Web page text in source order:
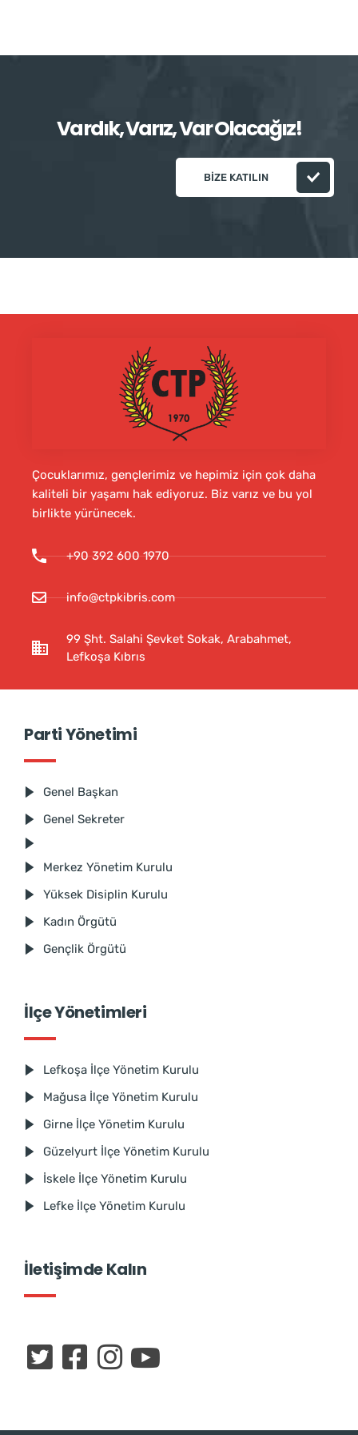
Vardık, Varız, Var Olacağız!
BIZE KATILIN
Çocuklarımız, gençlerimiz ve hepimiz için çok daha
kaliteli bir yaşamı hak ediyoruz. Biz varız ve bu yol
birlikte yürünecek.
+90 392 600 1970
info@ctpkibris.com
99 Şht. Salahi Şevket Sokak, Arabahmet,
Lefkoşa Kıbrıs
Parti Yönetimi
Genel Başkan
Genel Sekreter
Merkez Yönetim Kurulu
Yüksek Disiplin Kurulu
Kadın Örgütü
Gençlik Örgütü
İlçe Yönetimleri
Lefkoşa İlçe Yönetim Kurulu
Mağusa İlçe Yönetim Kurulu
Girne İlçe Yönetim Kurulu
Güzelyurt İlçe Yönetim Kurulu
İskele İlçe Yönetim Kurulu
Lefke İlçe Yönetim Kurulu
İletişimde Kalın